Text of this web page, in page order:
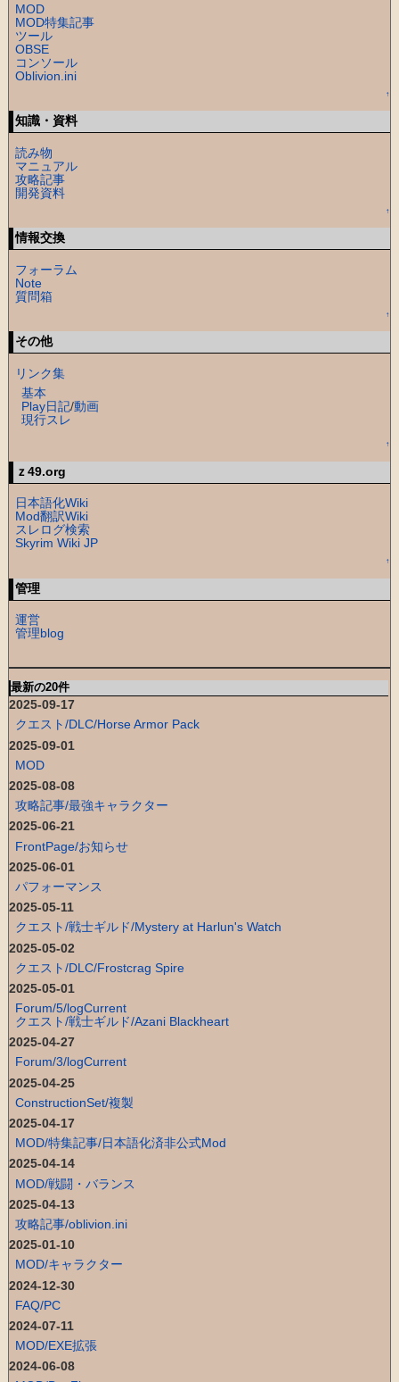
MOD
MOD特集記事
ツール
OBSE
コンソール
Oblivion.ini
↑
知識・資料
読み物
マニュアル
攻略記事
開発資料
↑
情報交換
フォーラム
Note
質問箱
↑
その他
リンク集
基本
Play日記/動画
現行スレ
↑
ｚ49.org
日本語化Wiki
Mod翻訳Wiki
スレログ検索
Skyrim Wiki JP
↑
管理
運営
管理blog
最新の20件
2025-09-17
クエスト/DLC/Horse Armor Pack
2025-09-01
MOD
2025-08-08
攻略記事/最強キャラクター
2025-06-21
FrontPage/お知らせ
2025-06-01
パフォーマンス
2025-05-11
クエスト/戦士ギルド/Mystery at Harlun's Watch
2025-05-02
クエスト/DLC/Frostcrag Spire
2025-05-01
Forum/5/logCurrent
クエスト/戦士ギルド/Azani Blackheart
2025-04-27
Forum/3/logCurrent
2025-04-25
ConstructionSet/複製
2025-04-17
MOD/特集記事/日本語化済非公式Mod
2025-04-14
MOD/戦闘・バランス
2025-04-13
攻略記事/oblivion.ini
2025-01-10
MOD/キャラクター
2024-12-30
FAQ/PC
2024-07-11
MOD/EXE拡張
2024-06-08